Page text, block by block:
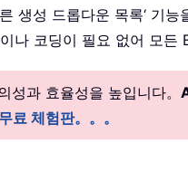
생성 드롭다운 목록‘ 기
코딩이 필요 없어 모든
과 효율성을 높입니다。
무료 체험판。。。